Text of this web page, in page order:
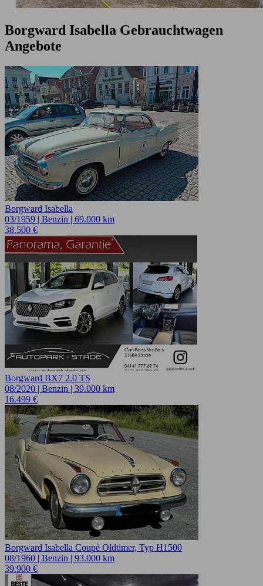
Borgward Isabella Gebrauchtwagen
Angebote
Borgward Isabella
03/1959 | Benzin | 69.000 km
38.500 €
Borgward BX7 2.0 TS
08/2020 | Benzin | 39.000 km
16.499 €
Borgward Isabella Coupè Oldtimer, Typ H1500
08/1960 | Benzin | 93.000 km
39.900 €